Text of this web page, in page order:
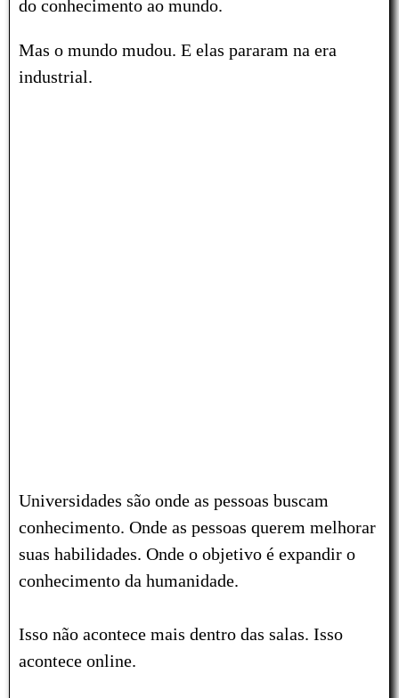
do conhecimento ao mundo.
Mas o mundo mudou. E elas pararam na era
industrial.
Universidades são onde as pessoas buscam
conhecimento. Onde as pessoas querem melhorar
suas habilidades. Onde o objetivo é expandir o
conhecimento da humanidade.
Isso não acontece mais dentro das salas. Isso
acontece online.